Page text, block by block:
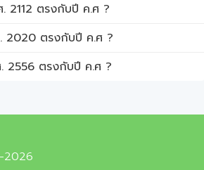
2112 ตรงกับปี ค.ศ ?
2020 ตรงกับปี ค.ศ ?
2556 ตรงกับปี ค.ศ ?
2026